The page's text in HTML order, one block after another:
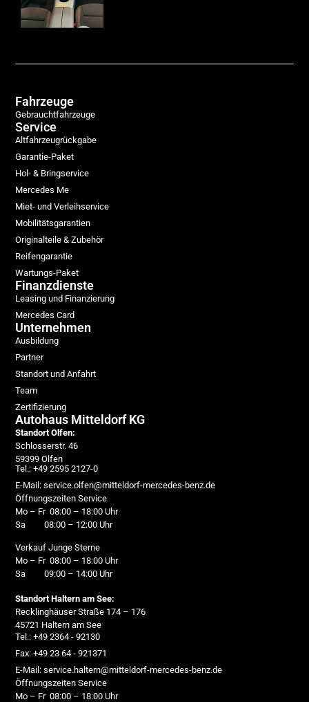
Fahrzeuge
Gebrauchtfahrzeuge
Service
Altfahrzeugrückgabe
Garantie-Paket
Hol- & Bringservice
Mercedes Me
Miet- und Verleihservice
Mobilitätsgarantien
Originalteile & Zubehör
Reifengarantie
Wartungs-Paket
Finanzdienste
Leasing und Finanzierung
Mercedes Card
Unternehmen
Ausbildung
Partner
Standort und Anfahrt
Team
Zertifizierung
Autohaus Mitteldorf KG
Standort Olfen:
Schlosserstr. 46
59399 Olfen
Tel.: +49 2595 2127-0
E-Mail: service.olfen@mitteldorf-mercedes-benz.de
Öffnungszeiten Service
Mo – Fr 08:00 – 18:00 Uhr
Sa 08:00 – 12:00 Uhr
Verkauf Junge Sterne
Mo – Fr 08:00 – 18:00 Uhr
Sa 09:00 – 14:00 Uhr
Standort Haltern am See:
Recklinghäuser Straße 174 – 176
45721 Haltern am See
Tel.: +49 2364 - 92130
Fax: +49 23 64 - 921371
E-Mail: service.haltern@mitteldorf-mercedes-benz.de
Öffnungszeiten Service
Mo – Fr 08:00 – 18:00 Uhr